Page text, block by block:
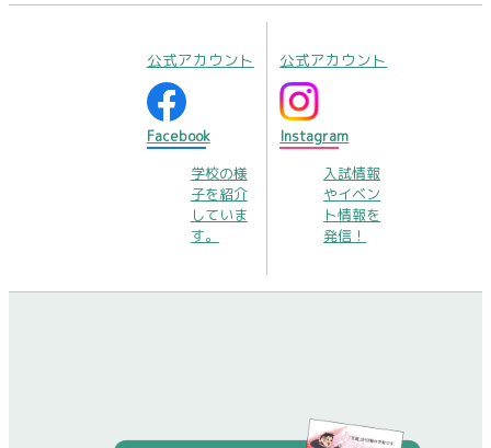
公式アカウント
Facebook
学校の様
子を紹介
していま
す。
公式アカウント
Instagram
入試情報
やイベン
ト情報を
発信！